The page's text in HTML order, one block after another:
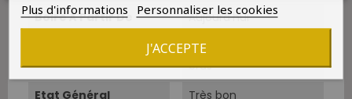
Boire À Partir De Aujourd'hui
Amateur de grands
crus
Etat Général
Très bon
Plus d'informations Personnaliser les cookies
J'ACCEPTE